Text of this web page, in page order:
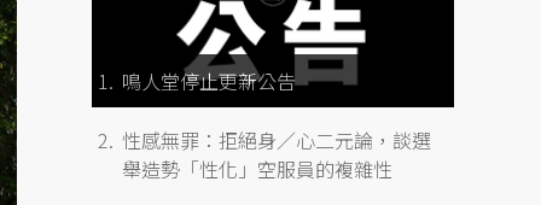
鳴人堂停止更新公告
性感無罪：拒絕身／心二元論，談選
舉造勢「性化」空服員的複雜性